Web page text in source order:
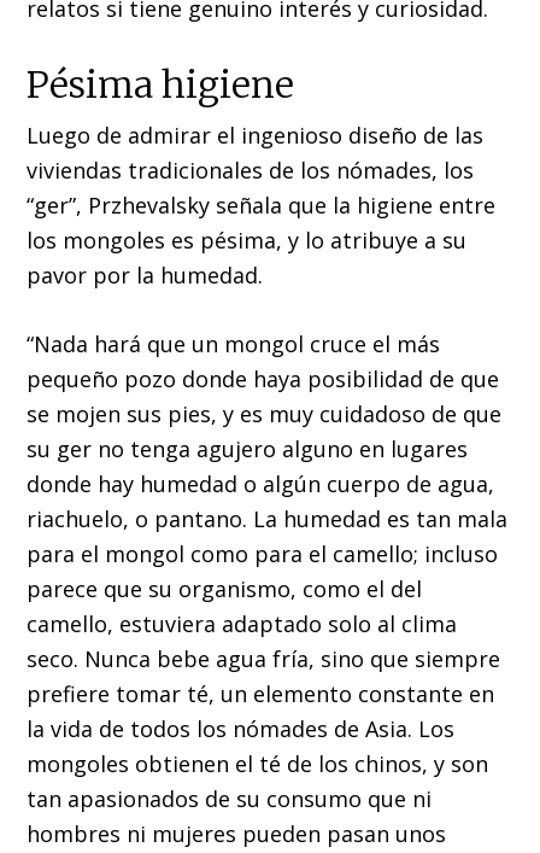
relatos si tiene genuino interés y curiosidad.
Pésima higiene
Luego de admirar el ingenioso diseño de las
viviendas tradicionales de los nómades, los
“ger”, Przhevalsky señala que la higiene entre
los mongoles es pésima, y lo atribuye a su
pavor por la humedad.
“Nada hará que un mongol cruce el más
pequeño pozo donde haya posibilidad de que
se mojen sus pies, y es muy cuidadoso de que
su ger no tenga agujero alguno en lugares
donde hay humedad o algún cuerpo de agua,
riachuelo, o pantano. La humedad es tan mala
para el mongol como para el camello; incluso
parece que su organismo, como el del
camello, estuviera adaptado solo al clima
seco. Nunca bebe agua fría, sino que siempre
prefiere tomar té, un elemento constante en
la vida de todos los nómades de Asia. Los
mongoles obtienen el té de los chinos, y son
tan apasionados de su consumo que ni
hombres ni mujeres pueden pasan unos